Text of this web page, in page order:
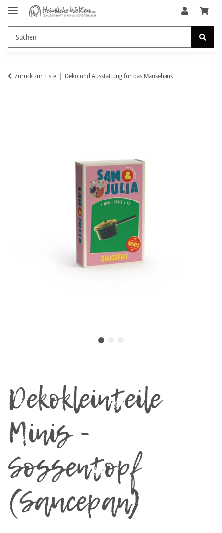
Zurück zur Liste Deko und Ausstattung für das Mäusehaus
Dekokleinteile
Minis -
Sossentopf
(Saucepan)